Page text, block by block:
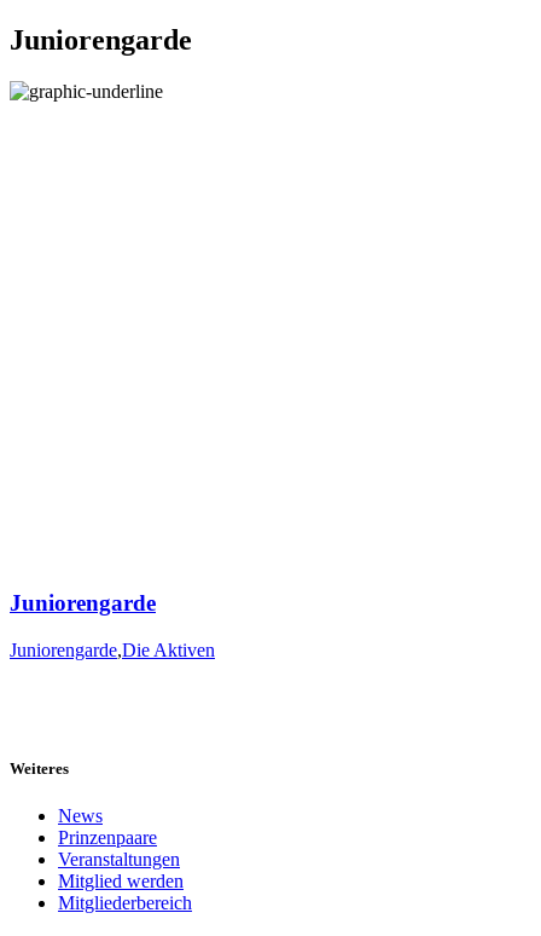
Juniorengarde
Juniorengarde
Juniorengarde,Die Aktiven
Weiteres
News
Prinzenpaare
Veranstaltungen
Mitglied werden
Mitgliederbereich